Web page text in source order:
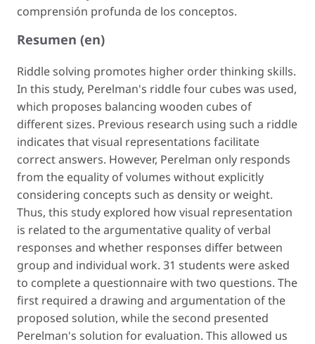
comprensión profunda de los conceptos.
Resumen (en)
Riddle solving promotes higher order thinking skills.
In this study, Perelman's riddle four cubes was used,
which proposes balancing wooden cubes of
different sizes. Previous research using such a riddle
indicates that visual representations facilitate
correct answers. However, Perelman only responds
from the equality of volumes without explicitly
considering concepts such as density or weight.
Thus, this study explored how visual representation
is related to the argumentative quality of verbal
responses and whether responses differ between
group and individual work. 31 students were asked
to complete a questionnaire with two questions. The
first required a drawing and argumentation of the
proposed solution, while the second presented
Perelman's solution for evaluation. This allowed us